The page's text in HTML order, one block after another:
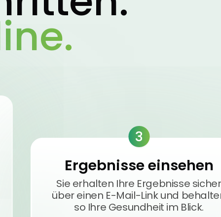
3
Ergebnisse einsehen
Sie erhalten Ihre Ergebnisse sicher
über einen E-Mail-Link und
so Ihre Gesundheit im Blick.